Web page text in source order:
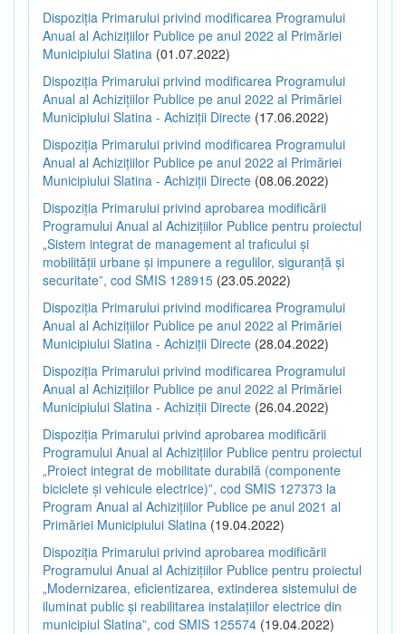
Dispoziția Primarului privind modificarea Programului
Anual al Achizițiilor Publice pe anul 2022 al Primăriei
Municipiului Slatina (01.07.2022)
Dispoziția Primarului privind modificarea Programului
Anual al Achizițiilor Publice pe anul 2022 al Primăriei
Municipiului Slatina - Achiziții Directe (17.06.2022)
Dispoziția Primarului privind modificarea Programului
Anual al Achizițiilor Publice pe anul 2022 al Primăriei
Municipiului Slatina - Achiziții Directe (08.06.2022)
Dispoziția Primarului privind aprobarea modificării
Programului Anual al Achizițiilor Publice pentru proiectul
„Sistem integrat de management al traficului și
mobilității urbane și impunere a regulilor, siguranță și
securitate”, cod SMIS 128915 (23.05.2022)
Dispoziția Primarului privind modificarea Programului
Anual al Achizițiilor Publice pe anul 2022 al Primăriei
Municipiului Slatina - Achiziții Directe (28.04.2022)
Dispoziția Primarului privind modificarea Programului
Anual al Achizițiilor Publice pe anul 2022 al Primăriei
Municipiului Slatina - Achiziții Directe (26.04.2022)
Dispoziția Primarului privind aprobarea modificării
Programului Anual al Achizițiilor Publice pentru proiectul
„Proiect integrat de mobilitate durabilă (componente
biciclete și vehicule electrice)”, cod SMIS 127373 la
Program Anual al Achizițiilor Publice pe anul 2021 al
Primăriei Municipiului Slatina (19.04.2022)
Dispoziția Primarului privind aprobarea modificării
Programului Anual al Achizițiilor Publice pentru proiectul
„Modernizarea, eficientizarea, extinderea sistemului de
iluminat public și reabilitarea instalațiilor electrice din
municipiul Slatina”, cod SMIS 125574 (19.04.2022)